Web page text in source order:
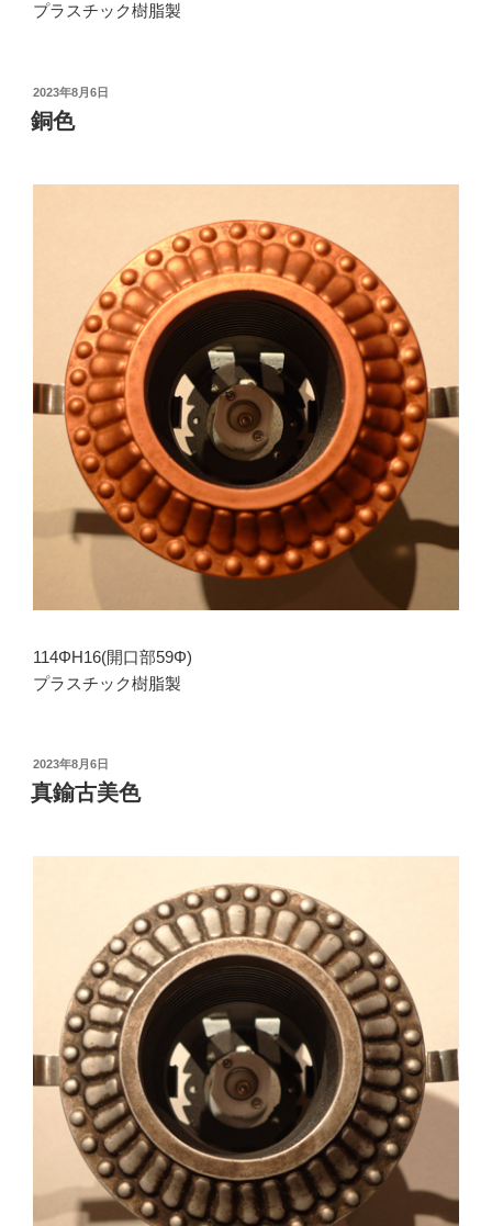
プラスチック樹脂製
投
稿
日:
2023年8月6日
銅色
114ΦH16(開口部59Φ)
プラスチック樹脂製
投
稿
日:
2023年8月6日
真鍮古美色